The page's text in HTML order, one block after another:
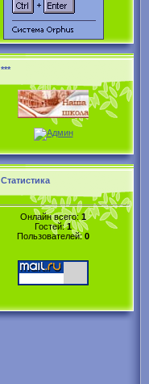
***
Статистика
Онлайн всего: 1
Гостей:1
Пользователей:0